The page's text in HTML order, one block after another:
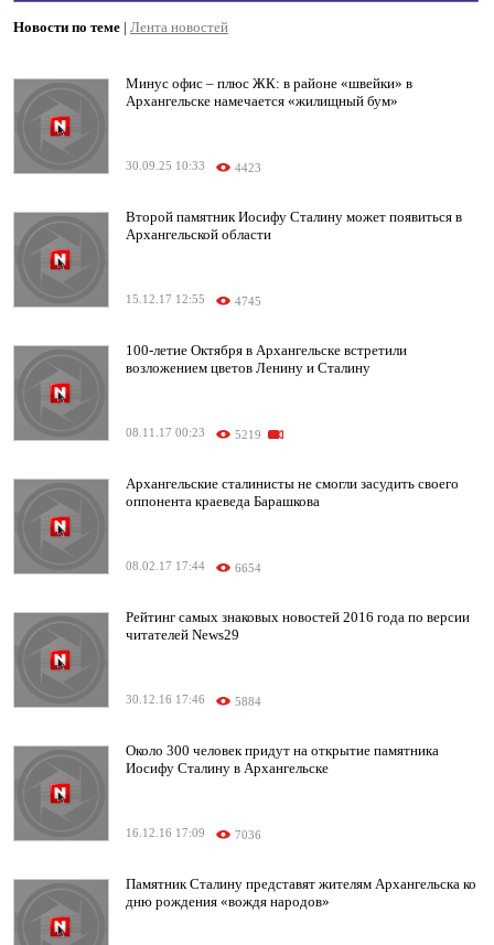
Новости по теме | Лента новостей
Минус офис – плюс ЖК: в районе «швейки» в
Архангельске намечается «жилищный бум»
30.09.25 10:33 4423
Второй памятник Иосифу Сталину может появиться в
Архангельской области
15.12.17 12:55 4745
100-летие Октября в Архангельске встретили
возложением цветов Ленину и Сталину
08.11.17 00:23 5219
Архангельские сталинисты не смогли засудить своего
оппонента краеведа Барашкова
08.02.17 17:44 6654
Рейтинг самых знаковых новостей 2016 года по версии
читателей News29
30.12.16 17:46 5884
Около 300 человек придут на открытие памятника
Иосифу Сталину в Архангельске
16.12.16 17:09 7036
Памятник Сталину представят жителям Архангельска ко
дню рождения «вождя народов»